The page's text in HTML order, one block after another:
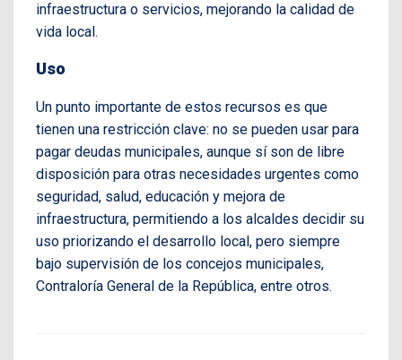
infraestructura o servicios, mejorando la calidad de
vida local.
Uso
Un punto importante de estos recursos es que
tienen una restricción clave: no se pueden usar para
pagar deudas municipales, aunque sí son de libre
disposición para otras necesidades urgentes como
seguridad, salud, educación y mejora de
infraestructura, permitiendo a los alcaldes decidir su
uso priorizando el desarrollo local, pero siempre
bajo supervisión de los concejos municipales,
Contraloría General de la República, entre otros.